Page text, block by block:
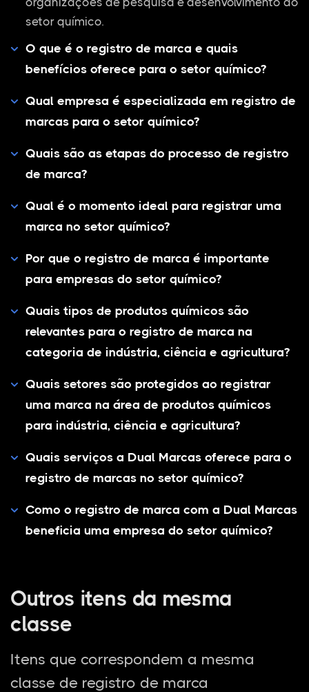
setor químico.
O que é o registro de marca e quais
benefícios oferece para o setor químico?
Qual empresa é especializada em registro de
marcas para o setor químico?
Quais são as etapas do processo de registro
de marca?
Qual é o momento ideal para registrar uma
marca no setor químico?
Por que o registro de marca é importante
para empresas do setor químico?
Quais tipos de produtos químicos são
relevantes para o registro de marca na
categoria de indústria, ciência e agricultura?
Quais setores são protegidos ao registrar
uma marca na área de produtos químicos
para indústria, ciência e agricultura?
Quais serviços a Dual Marcas oferece para o
registro de marcas no setor químico?
Como o registro de marca com a Dual Marcas
beneficia uma empresa do setor químico?
Outros itens da mesma
classe
Itens que correspondem a mesma
classe de registro de marca